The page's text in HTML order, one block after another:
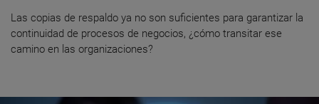
Las copias de respaldo ya no son suficientes para garantizar la
continuidad de procesos de negocios, ¿cómo transitar ese
camino en las organizaciones?